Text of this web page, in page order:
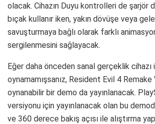
olacak. Cihazın Duyu kontrolleri de şarjör
bıçak kullanır iken, yakın dövüşe veya
savuşturmaya bağlı olarak farklı
sergilenmesini sağlayacak.
Eğer daha önceden sanal gerçeklik cihazı
oynamamışsanız, Resident Evil 4
oynanabilir bir demo da yayınlanacak.
versiyonu için yayınlanacak olan bu
ve 360 derece bakış açısı ile alıştırma